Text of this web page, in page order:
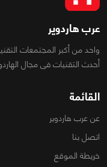
عرب هاردوير
واحد من أكبر المجتمعات
أحدث التقنيات فى مجال
القائمة
عن عرب هاردوير
اتصل بنا
خريطة الموقع